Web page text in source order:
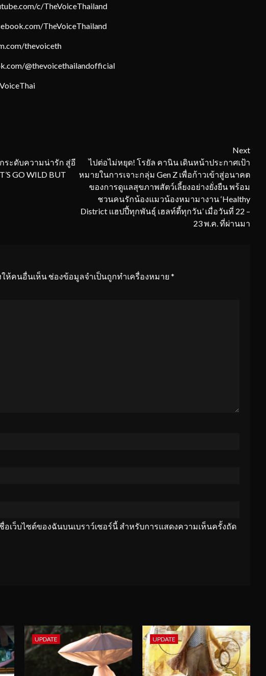
c/TheVoiceThailand
TheVoiceThailand
thevoiceth
@thevoicethailandofficial
ระดับความน่ารัก สู่อี
GO WILD BUT
Next
ไปต่อไม่หยุด! โรยัล คานิน เดินหน้าประกาศเป้า
หมายในการเจาะกลุ่ม Gen Z เพื่อก้าวเข้าสู่อนาคต
ของการดูแลสุขภาพสัตว์เลี้ยงอย่างยั่งยืน พร้อม
ชวนคนรักน้องแมวน้องหมามางาน ‘Healthy
District แฮปปี้ทุกพันธุ์ เฮลท์ตี้ทุกวัน’ เมื่อวันที่ 22 –
23 พ.ค. ที่ผ่านมา
ห้คนอื่นเห็น ช่องข้อมูลจำเป็นถูกทำเครื่องหมาย *
อเว็บไซต์ของฉันบนเบราว์เซอร์นี้ สำหรับการแสดงความเห็นครั้งถัด
UPDATE UPDATE